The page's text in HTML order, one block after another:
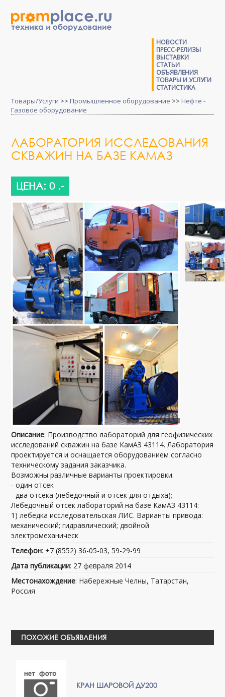
НОВОСТИ
ПРЕСС-РЕЛИЗЫ
ВЫСТАВКИ
СТАТЬИ
ОБЪЯВЛЕНИЯ
ТОВАРЫ И УСЛУГИ
СТАТИСТИКА
Товары/Услуги >> Промышленное оборудование >> Нефте -
Газовое оборудование
ЛАБОРАТОРИЯ ИССЛЕДОВАНИЯ
СКВАЖИН НА БАЗЕ КАМАЗ
ЦЕНА: 0 .-
Описание: Производство лабораторий для геофизических
исследований скважин на базе КамАЗ 43114. Лаборатория
проектируется и оснащается оборудованием согласно
техническому задания заказчика.
Возможны различные варианты проектировки:
- один отсек
- два отсека (лебедочный и отсек для отдыха);
Лебедочный отсек лабораторий на базе КамАЗ 43114:
1) лебедка исследовательская ЛИС. Варианты привода:
механический; гидравлический; двойной
электромеханическ
Телефон: +7 (8552) 36-05-03, 59-29-99
Дата публикации: 27 февраля 2014
Местонахождение: Набережные Челны, Татарстан,
Россия
ПОХОЖИЕ ОБЪЯВЛЕНИЯ
КРАН ШАРОВОЙ ДУ200